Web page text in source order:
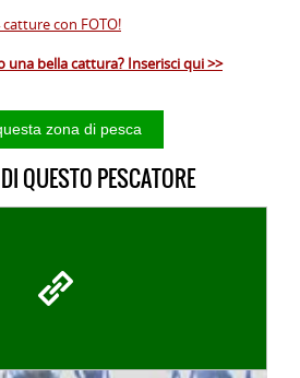
con FOTO!
una bella cattura? Inserisci qui >>
QUESTO PESCATORE